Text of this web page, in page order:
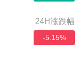
24H涨跌幅
-5.15%